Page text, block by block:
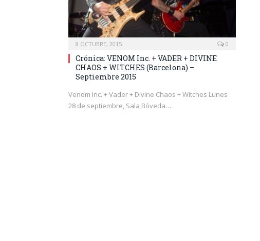
8 OCTUBRE, 2015 0
Crónica: VENOM Inc. + VADER + DIVINE
CHAOS + WITCHES (Barcelona) –
Septiembre 2015
Venom Inc. + Vader + Divine Chaos + Witches Lunes
28 de septiembre, Sala Bóveda…